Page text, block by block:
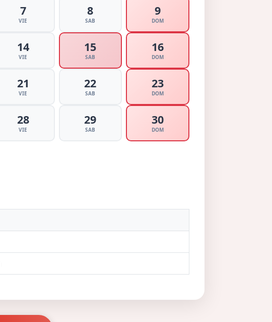
7
VIE
8
SAB
9
DOM
14
VIE
15
SAB
16
DOM
21
VIE
22
SAB
23
DOM
28
VIE
29
SAB
30
DOM